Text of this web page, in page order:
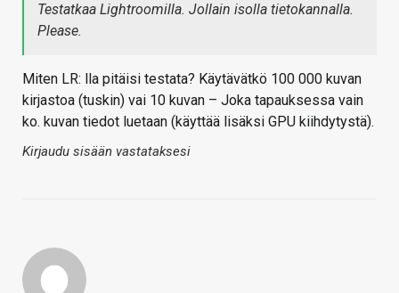
Testatkaa Lightroomilla. Jollain isolla tietokannalla.
Please.
Miten LR: lla pitäisi testata? Käytävätkö 100 000 kuvan
kirjastoa (tuskin) vai 10 kuvan – Joka tapauksessa vain
ko. kuvan tiedot luetaan (käyttää lisäksi GPU kiihdytystä).
Kirjaudu sisään vastataksesi